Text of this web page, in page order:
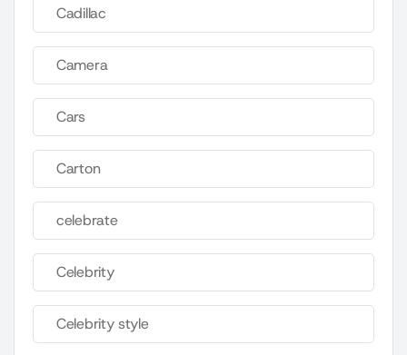
Cadillac
Camera
Cars
Carton
celebrate
Celebrity
Celebrity style